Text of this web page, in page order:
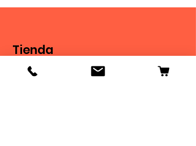
Tienda
Tienda